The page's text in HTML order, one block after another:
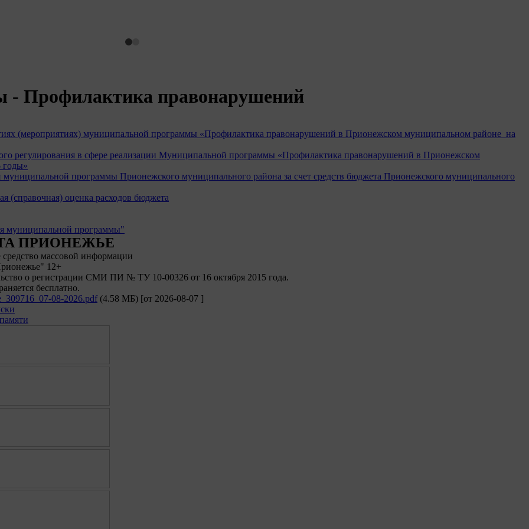
Профилактика правонарушений
(мероприятиях) муниципальной программы «Профилактика правонарушений в Прионежском муниципальном районе на
регулирования в сфере реализации Муниципальной программы «Профилактика правонарушений в Прионежском
годы»
муниципальной программы Прионежского муниципального района за счет средств бюджета Прионежского муниципального
(справочная) оценка расходов бюджета
муниципальной программы"
ПРИОНЕЖЬЕ
средство массовой информации
12+
о регистрации СМИ ПИ № ТУ 10-00326 от 16 октября 2015 года.
бесплатно.
08-2026.pdf (4.58 МБ) [от 2026-08-07 ]